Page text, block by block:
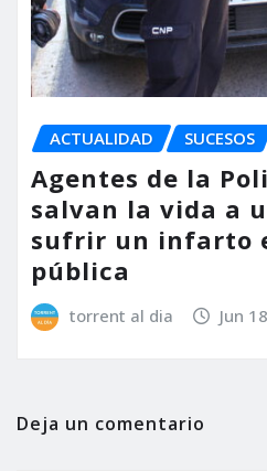
ACTUALIDAD SUCESOS
Agentes de la
salvan la vida a
sufrir un infarto
pública
torrent al dia Jun
Deja un comentario